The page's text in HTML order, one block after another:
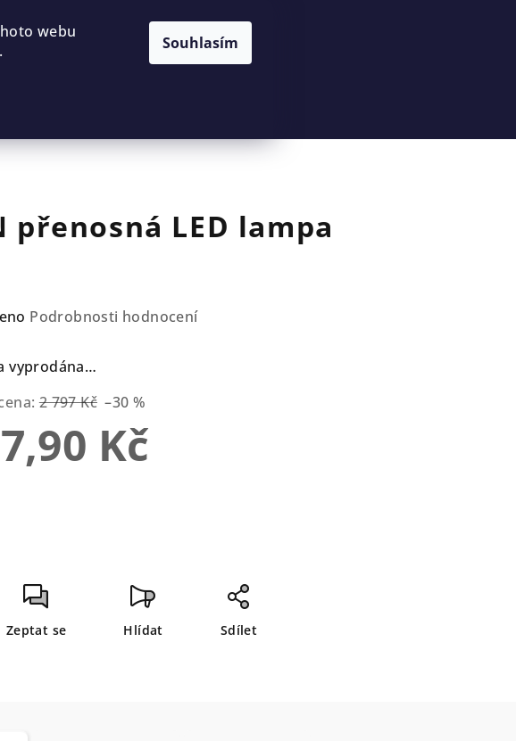
webu
. Souhlasím
přenosná LED lampa
Podrobnosti hodnocení
vyprodána…
2 797 Kč –30 %
Kč
Zeptat se Hlídat Sdílet